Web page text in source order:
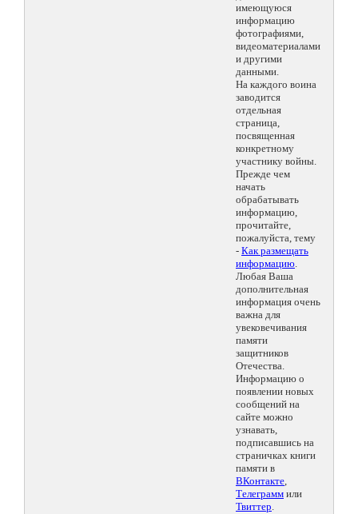
имеющуюся
информацию
фотографиями,
видеоматериалами
и другими
данными.
На каждого воина
заводится
отдельная
страница,
посвященная
конкретному
участнику войны.
Прежде чем
начать
обрабатывать
информацию,
прочитайте,
пожалуйста, тему
- Как размещать
информацию.
Любая Ваша
дополнительная
информация очень
важна для
увековечивания
памяти
защитников
Отечества.
Информацию о
появлении новых
сообщений на
сайте можно
узнавать,
подписавшись на
страничках книги
памяти в
ВКонтакте,
Телеграмм или
Твиттер.